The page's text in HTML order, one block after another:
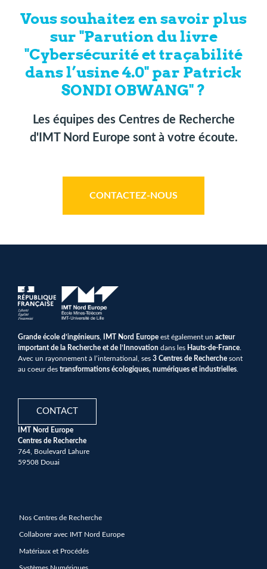
Vous souhaitez en savoir plus
sur "Parution du livre
"Cybersécurité et traçabilité
dans l’usine 4.0" par Patrick
SONDI OBWANG" ?
Les équipes des Centres de Recherche
d'IMT Nord Europe sont à votre écoute.
CONTACTEZ-NOUS
Grande école d’ingénieurs IMT Nord Europe est également un acteur
important de la Recherche et de l’Innovation dans les Hauts-de-France
Avec un rayonnement à l’international, ses 3 Centres de Recherche sont
au coeur des transformations écologiques, numériques et industrielles
CONTACT
IMT Nord Europe
Centres de Recherche
764, Boulevard Lahure
59508 Douai
Nos Centres de Recherche
Collaborer avec IMT Nord Europe
Matériaux et Procédés